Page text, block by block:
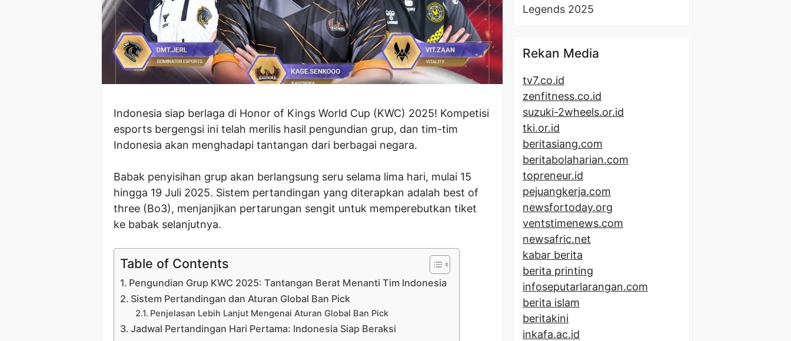
Indonesia siap berlaga di Honor of Kings World Cup (KWC) 2025! Kompetisi
esports bergengsi ini telah merilis hasil pengundian grup, dan tim-tim
Indonesia akan menghadapi tantangan dari berbagai negara.
Babak penyisihan grup akan berlangsung seru selama lima hari, mulai 15
hingga 19 Juli 2025. Sistem pertandingan yang diterapkan adalah best of
three (Bo3), menjanjikan pertarungan sengit untuk memperebutkan tiket
ke babak selanjutnya.
Table of Contents
Pengundian Grup KWC 2025: Tantangan Berat Menanti Tim Indonesia
Sistem Pertandingan dan Aturan Global Ban Pick
Penjelasan Lebih Lanjut Mengenai Aturan Global Ban Pick
Jadwal Pertandingan Hari Pertama: Indonesia Siap Beraksi
Legends 2025
Rekan Media
tv7.co.id
zenfitness.co.id
suzuki-2wheels.or.id
tki.or.id
beritasiang.com
beritabolaharian.com
topreneur.id
pejuangkerja.com
newsfortoday.org
ventstimenews.com
newsafric.net
kabar berita
berita printing
infoseputarlarangan.com
berita islam
beritakini
inkafa.ac.id